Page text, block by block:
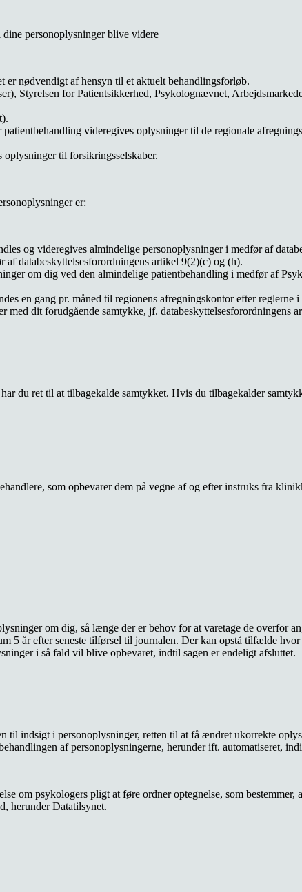
personoplysninger blive videre
er nødvendigt af hensyn til et aktuelt behandlingsforløb.
Styrelsen for Patientsikkerhed, Psykolognævnet,
videregives oplysninger til de regionale
til forsikringsselskaber.
er:
og videregives almindelige personoplysninger i medfør af
af databeskyttelsesforordningens artikel 9(2)(c) og (h).
om dig ved den almindelige patientbehandling i medfør af
en gang pr. måned til regionens afregningskontor efter
med dit forudgående samtykke, jf. databeskyttelsesforordningens
du ret til at tilbagekalde samtykket. Hvis du tilbagekalder
som opbevarer dem på vegne af og efter instruks fra
om dig, så længe der er behov for at varetage de overfor
5 år efter seneste tilførsel til journalen. Der kan opstå tilfælde
i så fald vil blive opbevaret, indtil sagen er endeligt afsluttet.
til indsigt i personoplysninger, retten til at få ændret ukorrekte
af personoplysningerne, herunder ift. automatiseret,
om psykologers pligt at føre ordner optegnelse, som bestemmer,
herunder Datatilsynet.